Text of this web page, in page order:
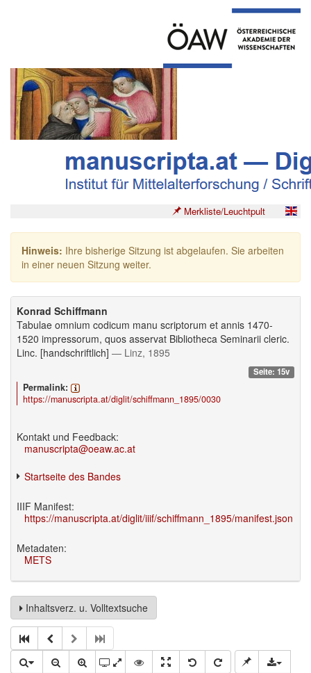
Merkliste/Leuchtpult
Hinweis: Ihre bisherige Sitzung ist abgelaufen. Sie arbeiten
in einer neuen Sitzung weiter.
Konrad Schiffmann
Tabulae omnium codicum manu scriptorum et annis 1470-
1520 impressorum, quos asservat Bibliotheca Seminarii cleric.
Linc. [handschriftlich] — Linz, 1895
Seite: 15v
Permalink:
https://manuscripta.at/diglit/schiffmann_1895/0030
Kontakt und Feedback:
manuscripta@oeaw.ac.at
Startseite des Bandes
IIIF Manifest:
https://manuscripta.at/diglit/iiif/schiffmann_1895/manifest.json
Metadaten:
METS
Inhaltsverz. u. Volltextsuche